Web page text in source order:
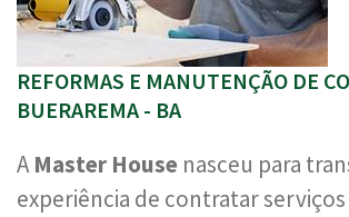
REFORMAS E MANUTENÇÃO DE
BUERAREMA - BA
AMaster House nasceu para
experiência de contratar